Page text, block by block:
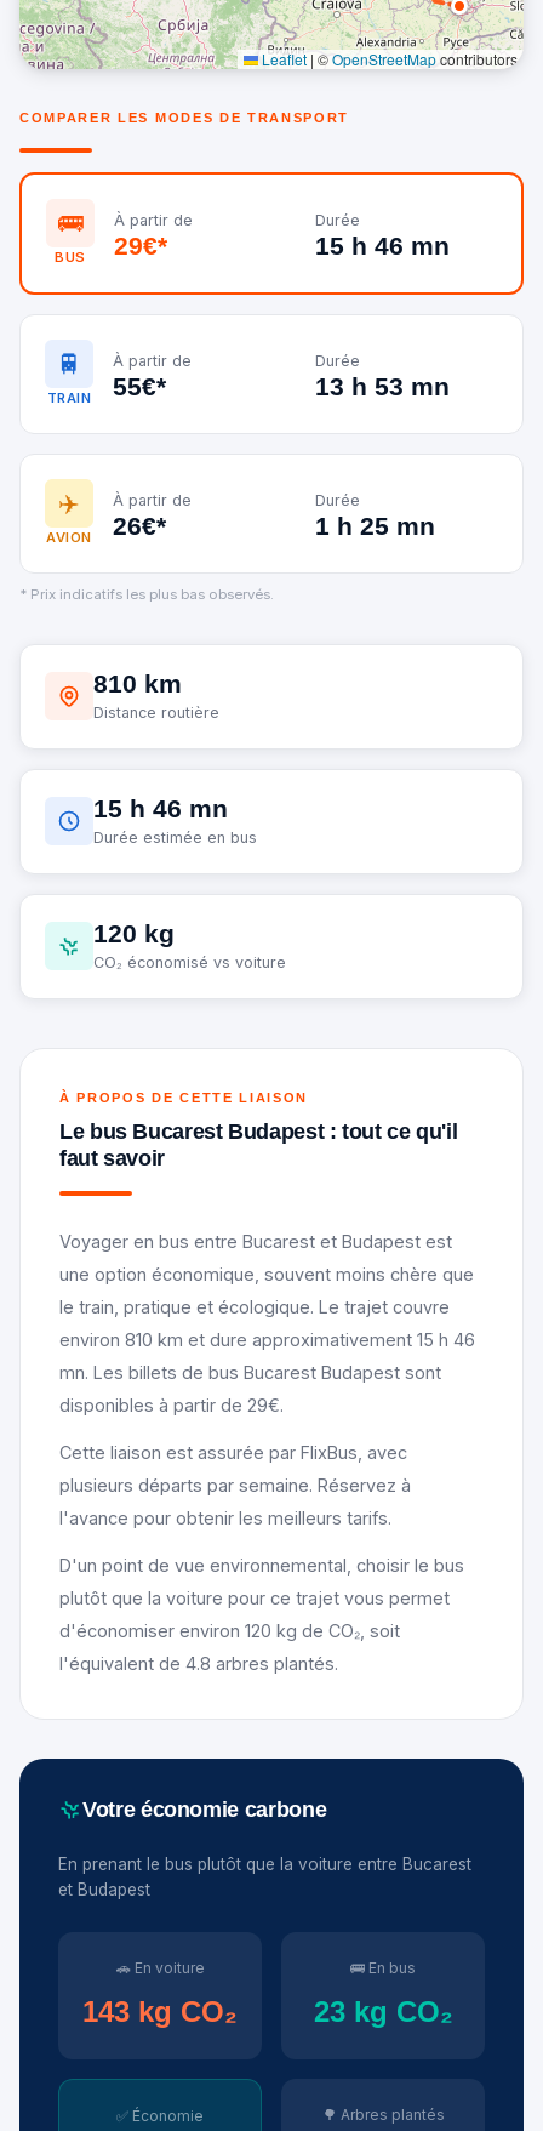
Leaflet | ©OpenStreetMapcontributors
COMPARER LES MODES DE TRANSPORT
🚌
BUS
À partir de
29€*
Durée
15 h 46 mn
🚆
TRAIN
À partir de
55€*
Durée
13 h 53 mn
✈️
AVION
À partir de
26€*
Durée
1 h 25 mn
* Prix indicatifs les plus bas observés.
810 km
Distance routière
15 h 46 mn
Durée estimée en bus
120 kg
CO₂ économisé vs voiture
À PROPOS DE CETTE LIAISON
Le bus Bucarest Budapest : tout ce qu'il
faut savoir
Voyager en bus entre Bucarest et Budapest est
une option économique, souvent moins chère que
le train, pratique et écologique. Le trajet couvre
environ 810 km et dure approximativement 15 h 46
mn. Les billets de bus Bucarest Budapest sont
disponibles à partir de 29€.
Cette liaison est assurée par FlixBus, avec
plusieurs départs par semaine. Réservez à
l'avance pour obtenir les meilleurs tarifs.
D'un point de vue environnemental, choisir le bus
plutôt que la voiture pour ce trajet vous permet
d'économiser environ 120 kg de CO₂, soit
l'équivalent de 4.8 arbres plantés.
Votre économie carbone
En prenant le bus plutôt que la voiture entre Bucarest
et Budapest
🚗 En voiture
143 kg CO₂
🚌 En bus
23 kg CO₂
✅ Économie 🌳 Arbres plantés